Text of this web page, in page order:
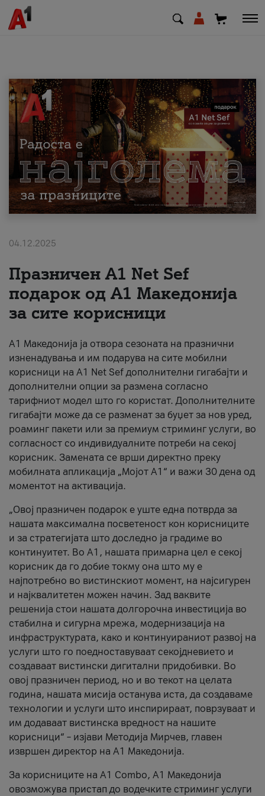
МК EN SQ
Приватни Деловни
Поддршка
Надополни кредит
За нас
#ПодобарОнлајн
04.12.2025
Празничен A1 Net Sеf
подарок од А1 Македонија
за сите корисници
А1 Македонија ја отвора сезоната на празнични
изненадувања и им подарува на сите мобилни
корисници на A1 Net Sef дополнителни гигабајти и
дополнителни опции за размена согласно
тарифниот модел што го користат. Дополнителните
гигабајти може да се разменат за буџет за нов уред,
роаминг пакети или за премиум стриминг услуги, во
согласност со индивидуалните потреби на секој
корисник. Замената се врши директно преку
мобилната апликација „Мојот А1“ и важи 30 дена од
моментот на активација.
„Овој празничен подарок е уште една потврда за
нашата максимална посветеност кон корисниците
и за стратегијата што доследно ја градиме во
континуитет. Во А1, нашата примарна цел е секој
корисник да го добие токму она што му е
најпотребно во вистинскиот момент, на најсигурен
и најквалитетен можен начин. Зад ваквите
решенија стои нашата долгорочна инвестиција во
стабилна и сигурна мрежа, модернизација на
инфраструктурата, како и континуираниот развој на
услуги што го поедноставуваат секојдневието и
создаваат вистински дигитални придобивки. Во
овој празничен период, но и во текот на целата
година, нашата мисија останува иста, да создаваме
технологии и услуги што инспирираат, поврзуваат и
им додаваат вистинска вредност на нашите
корисници“ – изјави Методија Мирчев, главен
извршен директор на А1 Македонија.
За корисниците на A1 Combo, А1 Македонија
овозможува пристап до водечките стриминг услуги